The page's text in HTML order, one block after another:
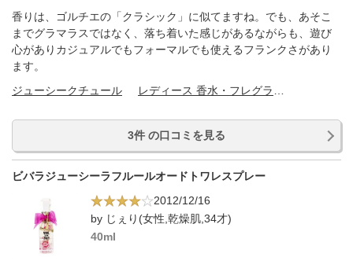
香りは、ゴルチエの「クラシック」に似てますね。でも、あそこ
までグラマラスではなく、落ち着いた感じがあるながらも、遊び
心がありカジュアルでもフォーマルでも使えるフランクさがあり
ます。
ジューシークチュール
3件 の口コミを見る
ビバラジューシーラフルールオードトワレスプレー
2012/12/16
by じぇり(女性,乾燥肌,34才)
40ml